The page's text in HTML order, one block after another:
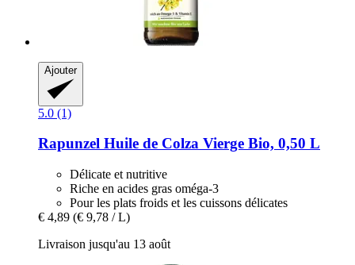
Ajouter
5.0 (1)
Rapunzel Huile de Colza Vierge Bio, 0,50 L
Délicate et nutritive
Riche en acides gras oméga-3
Pour les plats froids et les cuissons délicates
€ 4,89 (€ 9,78 / L)
Livraison jusqu'au 13 août